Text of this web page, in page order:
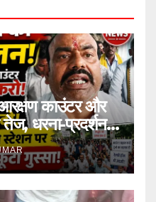
काउंटर और
धरना-प्रदर्शन में